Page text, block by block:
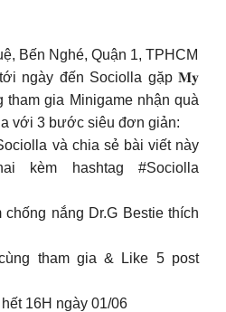
Bến Nghé, Quận 1, TPHCM
ngày đến Sociolla gặp 𝐌𝐲
tham gia Minigame nhận quà
với 3 bước siêu đơn giản:
và chia sẻ bài viết này
kèm hashtag #Sociolla
nắng Dr.G Bestie thích
tham gia & Like 5 post
16H ngày 01/06